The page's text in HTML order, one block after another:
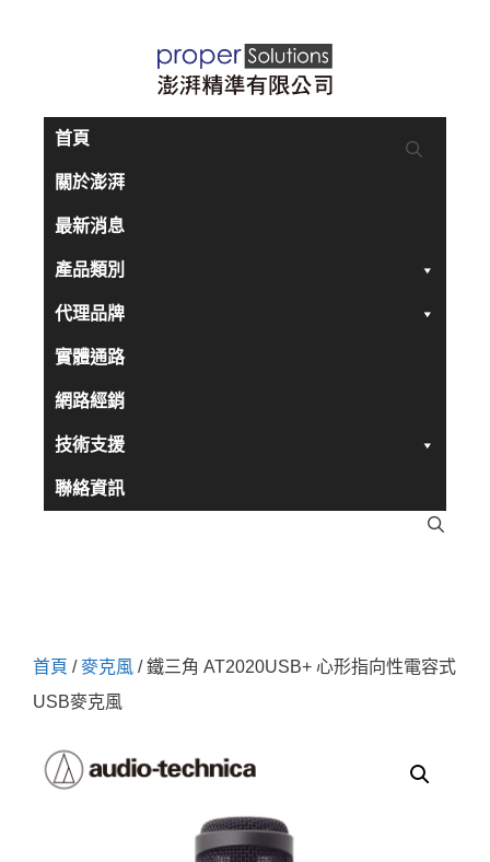
首頁
關於澎湃
最新消息
產品類別
代理品牌
實體通路
網路經銷
技術支援
聯絡資訊
首頁 /麥克風 / 鐵三角 AT2020USB+ 心形指向性電容式
USB麥克風